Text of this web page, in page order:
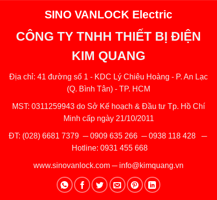
SINO VANLOCK Electric
CÔNG TY TNHH THIẾT BỊ ĐIỆN
KIM QUANG
Địa chỉ: 41 đường số 1 - KDC Lý Chiêu Hoàng - P. An Lạc
(Q. Bình Tân) - TP. HCM
MST: 0311259943 do Sở Kế hoạch & Đầu tư Tp. Hồ Chí
Minh cấp ngày 21/10/2011
ĐT: (028) 6681 7379 ─0909 635 266─0938 118 428─
Hotline: 0931 455 668
www.sinovanlock.com ─ info@kimquang.vn